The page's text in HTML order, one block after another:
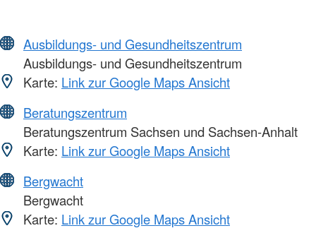
Ausbildungs- und Gesundheitszentrum
Ausbildungs- und Gesundheitszentrum
Karte: Link zur Google Maps Ansicht
Beratungszentrum
Beratungszentrum Sachsen und Sachsen-Anhalt
Karte: Link zur Google Maps Ansicht
Bergwacht
Bergwacht
Karte: Link zur Google Maps Ansicht